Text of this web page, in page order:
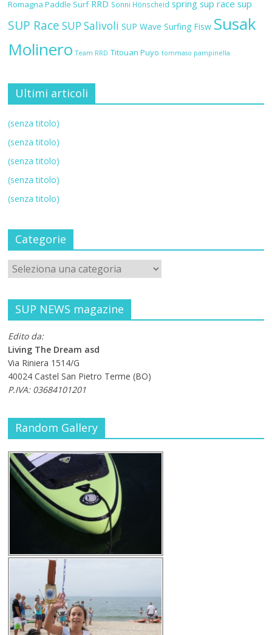
Romagna Paddle Surf RRD Sonni Hönscheid spring sup race sup
SUP Race SUP Salivoli SUP Wave Surfing Fisw Susak
Molinero Team RRD Titouan Puyo tommaso pampinella
Ultimi articoli
(senza titolo)
(senza titolo)
(senza titolo)
(senza titolo)
(senza titolo)
Categorie
SUP NEWS magazine
Edito da:
Living The Dream asd
Via Riniera 1514/G
40024 Castel San Pietro Terme (BO)
P.IVA: 03684101201
Random Gallery